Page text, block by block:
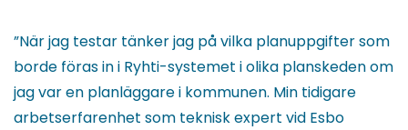
”När jag testar tänker jag på vilka planuppgifter som
borde föras in i Ryhti-systemet i olika planskeden om
jag var en planläggare i kommunen. Min tidigare
arbetserfarenhet som teknisk expert vid Esbo